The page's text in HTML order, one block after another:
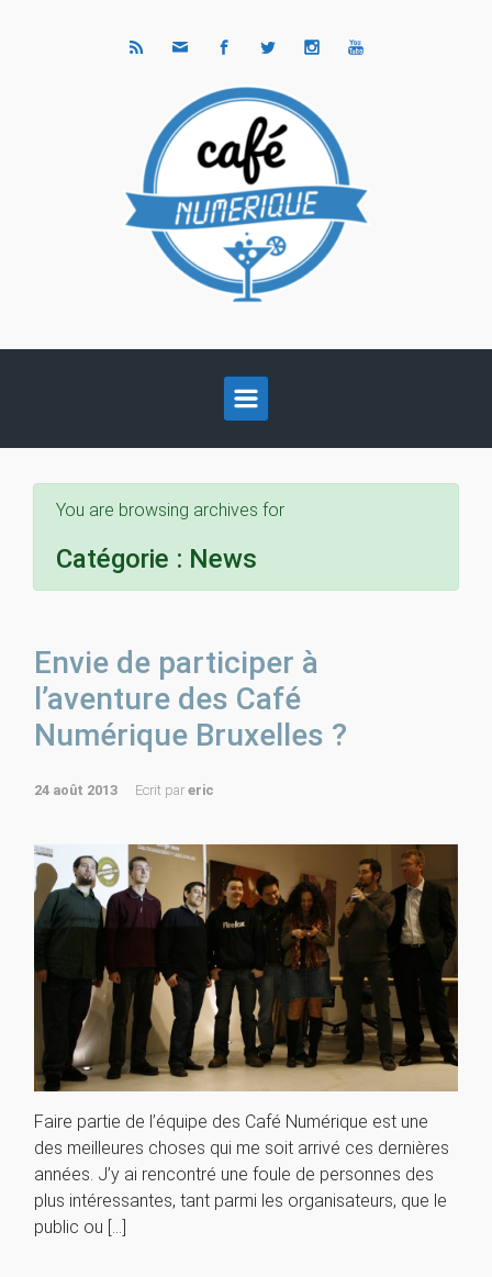
You are browsing archives for
Catégorie : News
Envie de participer à
l’aventure des Café
Numérique Bruxelles ?
24 août 2013 Ecrit par eric
Faire partie de l’équipe des Café Numérique est une
des meilleures choses qui me soit arrivé ces dernières
années. J’y ai rencontré une foule de personnes des
plus intéressantes, tant parmi les organisateurs, que le
public ou […]